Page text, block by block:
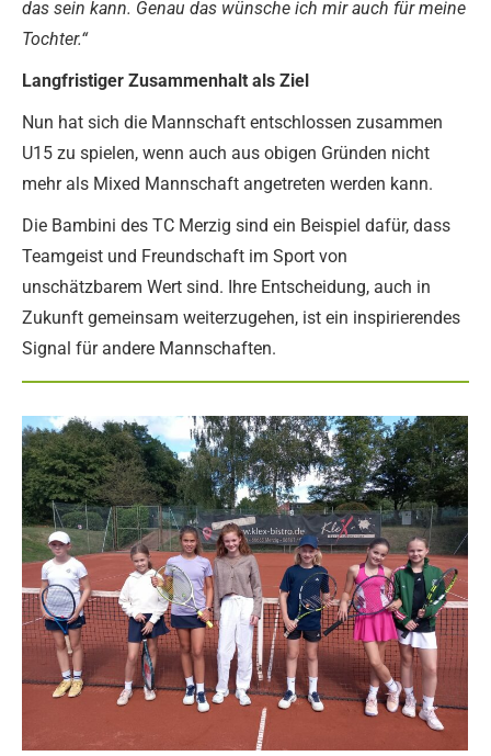
das sein kann. Genau das wünsche ich mir auch für meine
Tochter.“
Langfristiger Zusammenhalt als Ziel
Nun hat sich die Mannschaft entschlossen zusammen
U15 zu spielen, wenn auch aus obigen Gründen nicht
mehr als Mixed Mannschaft angetreten werden kann.
Die Bambini des TC Merzig sind ein Beispiel dafür, dass
Teamgeist und Freundschaft im Sport von
unschätzbarem Wert sind. Ihre Entscheidung, auch in
Zukunft gemeinsam weiterzugehen, ist ein inspirierendes
Signal für andere Mannschaften.